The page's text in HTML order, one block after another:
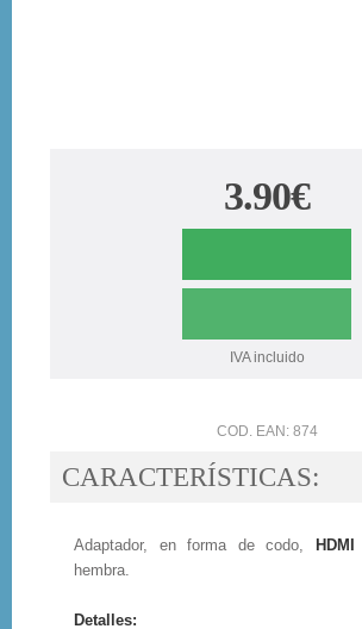
3.90€
IVA incluido
CARACTERÍSTICAS:
COD. EAN: 874
Adaptador, en forma de codo, HDMI
hembra.
Detalles: